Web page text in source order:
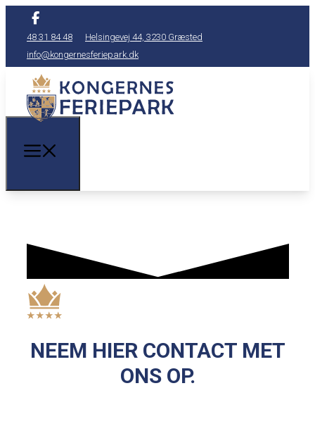
48 31 84 48
Helsingevej 44, 3230 Græsted
info@kongernesferiepark.dk
NEEM HIER CONTACT MET
ONS OP.